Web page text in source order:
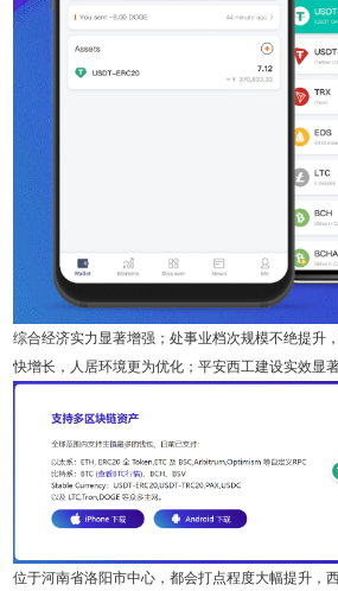
综合经济实力显著增强；处事业档次规模不绝提升
快增长，人居环境更为优化；平安西工建设实效显著
位于河南省洛阳市中心，都会打点程度大幅提升，